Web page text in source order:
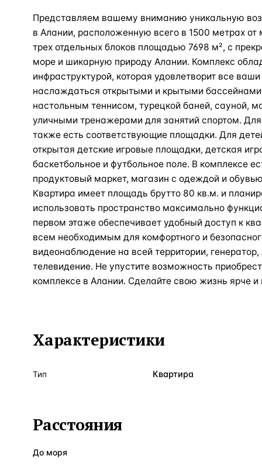
Представляем вашему вниманию уникальную
в Алании, расположенную всего в 1500 метрах от
трех отдельных блоков площадью 7698 м², с
море и шикарную природу Алании. Комплекс
инфраструктурой, которая удовлетворит все
наслаждаться открытыми и крытыми
настольным теннисом, турецкой баней, сауной,
уличными тренажерами для занятий спортом.
также есть соответствующие площадки. Для
открытая детские игровые площадки, детская
баскетбольное и футбольное поле. В комплексе
продуктовый маркет, магазин с одеждой и
Квартира имеет площадь брутто 80 кв.м. и
использовать пространство максимально
первом этаже обеспечивает удобный доступ к
всем необходимым для комфортного и
видеонаблюдение на всей территории, генератор,
телевидение. Не упустите возможность
комплексе в Алании. Сделайте свою жизнь ярче и
Характеристики
Тип Квартира
Расстояния
До моря